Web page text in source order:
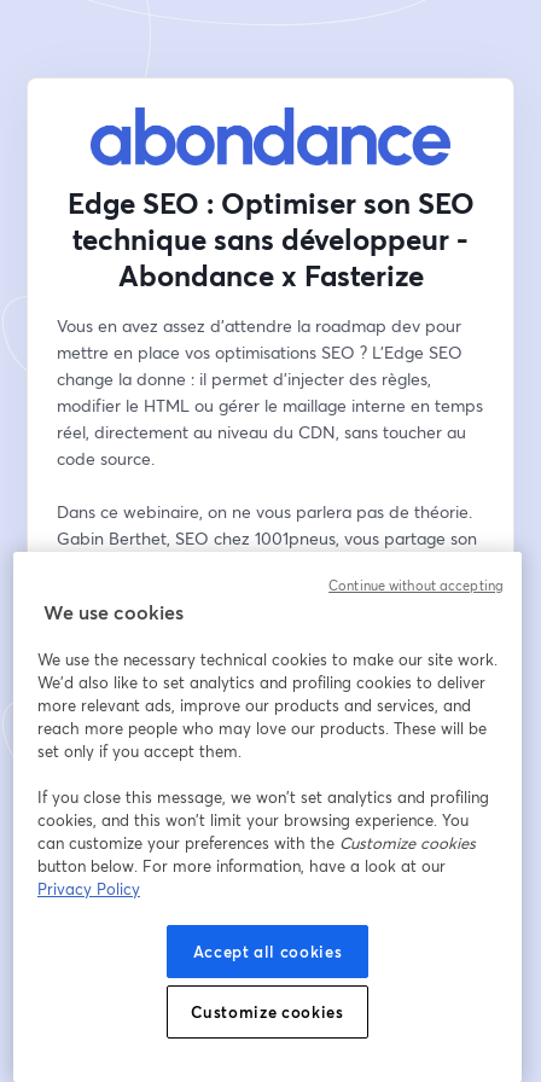
Edge SEO : Optimiser son SEO
technique sans développeur -
Abondance x Fasterize
Vous en avez assez d'attendre la roadmap dev pour
mettre en place vos optimisations SEO ? L'Edge SEO
change la donne : il permet d'injecter des règles,
modifier le HTML ou gérer le maillage interne en temps
réel, directement au niveau du CDN, sans toucher au
code source.
Dans ce webinaire, on ne vous parlera pas de théorie.
Gabin Berthet, SEO chez 1001pneus, vous partage son
30 000 URLs en cannibalisation via une simple regex,
injecté du maillage dynamique sans intervention dev,
Avec des chiffres à l'appui.
Romain enchaîne avec une démo live : création de
pages "Fan out" à partir de facettes, injection de règles
Markdown pour les crawlers IA.
On terminera sur ce que ça implique pour notre métier
: le SEO comme orchestrateur de données, au cœur
En vous inscrivant, vous acceptez que votre adresse e-
mail soit utilisée pour vous transmettre les informations
relatives à cet événement ainsi que, le cas échéant,
d’autres communications de notre part et de notre
We use cookies
We use the necessary technical cookies to make our site work.
We'd also like to set analytics and profiling cookies to deliver
more relevant ads, improve our products and services, and
reach more people who may love our products. These will be
set only if you accept them.
If you close this message, we won’t set analytics and profiling
cookies, and this won’t limit your browsing experience. You
can customize your preferences with the Customize cookies
button below. For more information, have a look at our
Privacy Policy
Accept all cookies
Customize cookies
Continue without accepting